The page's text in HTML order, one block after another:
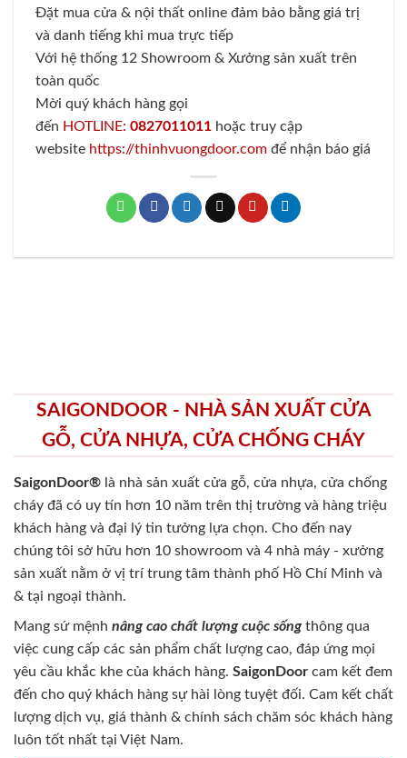
Đặt mua cửa & nội thất online đảm bảo bằng giá trị
và danh tiếng khi mua trực tiếp
Với hệ thống 12 Showroom & Xưởng sản xuất trên
toàn quốc
Mời quý khách hàng gọi
đến HOTLINE: 0827011011 hoặc truy cập
website https://thinhvuongdoor.com để nhận báo giá
SAIGONDOOR - NHÀ SẢN XUẤT CỬA
GỖ, CỬA NHỰA, CỬA CHỐNG CHÁY
SaigonDoor® là nhà sản xuất cửa gỗ, cửa nhựa, cửa chống
cháy đã có uy tín hơn 10 năm trên thị trường và hàng triệu
khách hàng và đại lý tin tưởng lựa chọn. Cho đến nay
chúng tôi sở hữu hơn 10 showroom và 4 nhà máy - xưởng
sản xuất nằm ở vị trí trung tâm thành phố Hồ Chí Minh và
& tại ngoại thành.
Mang sứ mệnh nâng cao chất lượng cuộc sốngthông qua
việc cung cấp các sản phẩm chất lượng cao, đáp ứng mọi
yêu cầu khắc khe của khách hàng. SaigonDoor cam kết đem
đến cho quý khách hàng sự hài lòng tuyệt đối. Cam kết chất
lượng dịch vụ, giá thành & chính sách chăm sóc khách hàng
luôn tốt nhất tại Việt Nam.